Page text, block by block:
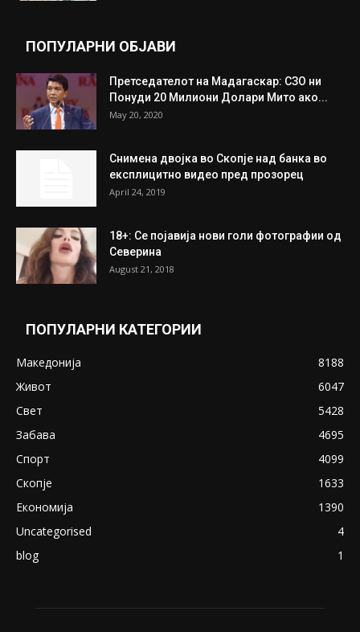
ПОПУЛАРНИ ОБЈАВИ
Претседателот на Мадагаскар: СЗО ни
Понуди 20 Милиони Долари Мито ако...
May 20, 2020
Снимена двојка во Скопје над банка во
експлицитно видео пред прозорец
April 24, 2019
18+: Се појавија нови голи фотографии од
Северина
August 21, 2018
ПОПУЛАРНИ КАТЕГОРИИ
Македонија
8188
Живот
6047
Свет
5428
Забава
4695
Спорт
4099
Скопје
1633
Економија
1390
Uncategorised
4
blog
1